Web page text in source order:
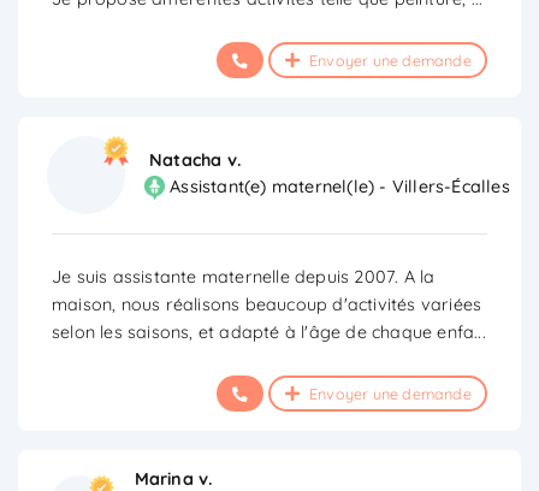
Envoyer une demande
Natacha v.
Assistant(e) maternel(le) - Villers-Écalles
Je suis assistante maternelle depuis 2007. A la
maison, nous réalisons beaucoup d'activités variées
selon les saisons, et adapté à l'âge de chaque enfa...
Envoyer une demande
Marina v.